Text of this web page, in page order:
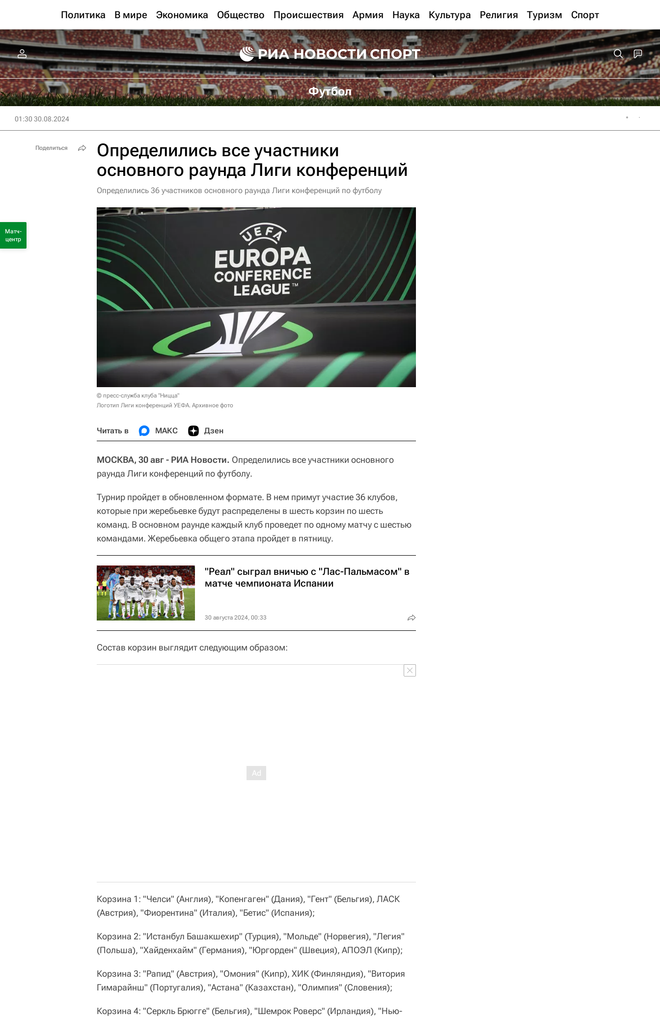
Политика В мире Экономика Общество Происшествия Армия Наука Культура Религия Туризм Спорт
Футбол
01:30 30.08.2024
Определились все участники
основного раунда Лиги конференций
Определились 36 участников основного раунда Лиги конференций по футболу
© пресс-служба клуба "Ницца"
Логотип Лиги конференций УЕФА. Архивное фото
Читать в МАКС Дзен
МОСКВА, 30 авг - РИА Новости. Определились все участники основного
раунда Лиги конференций по футболу.
Турнир пройдет в обновленном формате. В нем примут участие 36 клубов,
которые при жеребьевке будут распределены в шесть корзин по шесть
команд. В основном раунде каждый клуб проведет по одному матчу с шестью
командами. Жеребьевка общего этапа пройдет в пятницу.
"Реал" сыграл вничью с "Лас-Пальмасом" в
матче чемпионата Испании
30 августа 2024, 00:33
Состав корзин выглядит следующим образом:
Корзина 1: "Челси" (Англия), "Копенгаген" (Дания), "Гент" (Бельгия), ЛАСК
(Австрия), "Фиорентина" (Италия), "Бетис" (Испания);
Корзина 2: "Истанбул Башакшехир" (Турция), "Мольде" (Норвегия), "Легия"
(Польша), "Хайденхайм" (Германия), "Юргорден" (Швеция), АПОЭЛ (Кипр);
Корзина 3: "Рапид" (Австрия), "Омония" (Кипр), ХИК (Финляндия), "Витория
Гимарайнш" (Португалия), "Астана" (Казахстан), "Олимпия" (Словения);
Корзина 4: "Серкль Брюгге" (Бельгия), "Шемрок Роверс" (Ирландия), "Нью-
Поделиться
Матч-
центр